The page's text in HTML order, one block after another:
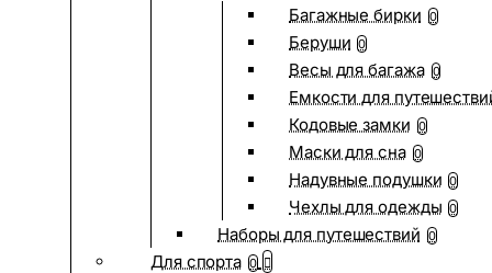
Багажные бирки 0
Беруши 0
Весы для багажа 0
Емкости для
Кодовые замки 0
Маски для сна 0
Надувные подушки 0
Чехлы для одежды 0
Наборы для путешествий 0
Для спорта 0